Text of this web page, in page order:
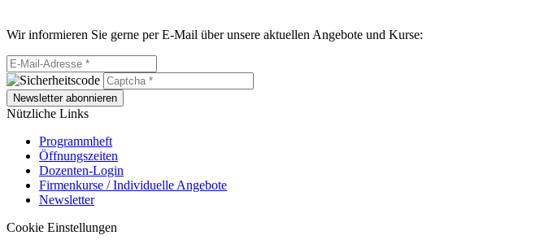
Wir informieren Sie gerne per E-Mail über unsere aktuellen Angebote und Kurse:
Newsletter abonnieren
Nützliche Links
Programmheft
Öffnungszeiten
Dozenten-Login
Firmenkurse / Individuelle Angebote
Newsletter
Cookie Einstellungen